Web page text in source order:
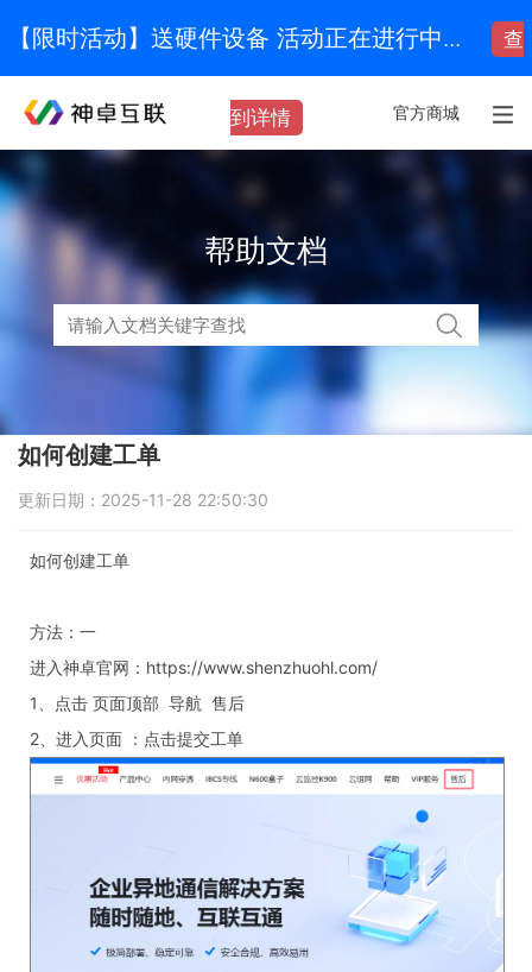
【限时活动】送硬件设备 活动正在进行中... 查
到详情 官方商城
帮助文档
如何创建工单
更新日期：2025-11-28 22:50:30
如何创建工单
方法：一
进入神卓官网：https://www.shenzhuohl.com/
1、点击 页面顶部 导航 售后
2、进入页面 ：点击提交工单